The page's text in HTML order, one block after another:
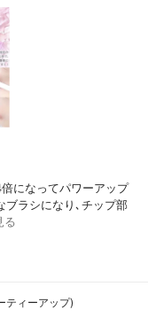
になってパワーアップ
ブラシになり､チップ部
る
ティーアップ)